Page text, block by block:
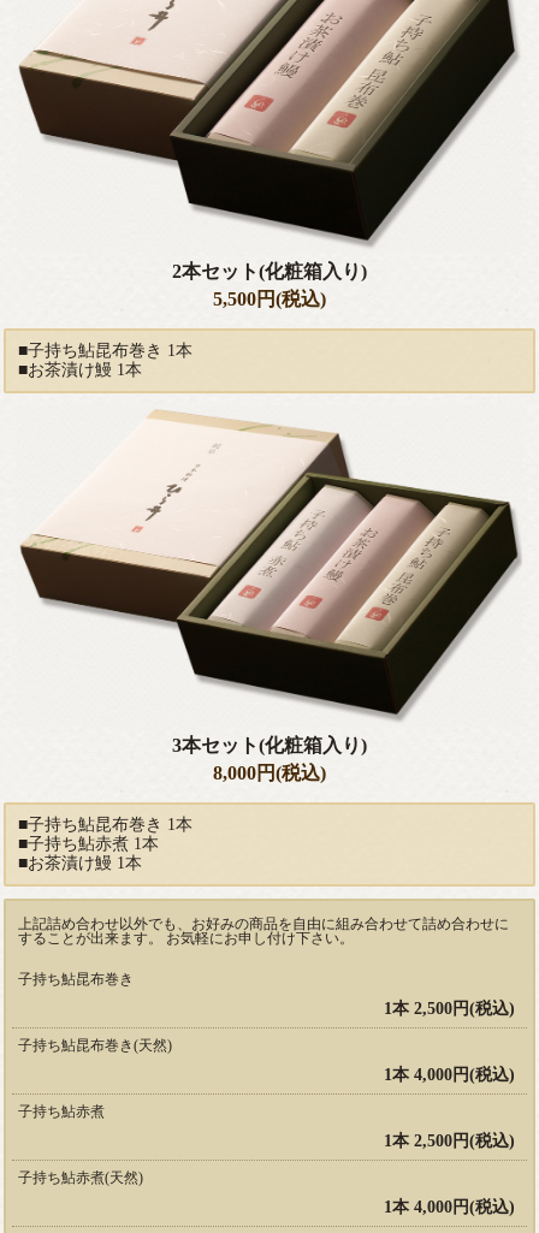
2本セット(化粧箱入り)
5,500円(税込)
■子持ち鮎昆布巻き 1本
■お茶漬け鰻 1本
3本セット(化粧箱入り)
8,000円(税込)
■子持ち鮎昆布巻き 1本
■子持ち鮎赤煮 1本
■お茶漬け鰻 1本
上記詰め合わせ以外でも、お好みの商品を自由に組み合わせて詰め合わせに
することが出来ます。 お気軽にお申し付け下さい。
子持ち鮎昆布巻き
1本 2,500円(税込)
子持ち鮎昆布巻き(天然)
1本 4,000円(税込)
子持ち鮎赤煮
1本 2,500円(税込)
子持ち鮎赤煮(天然)
1本 4,000円(税込)